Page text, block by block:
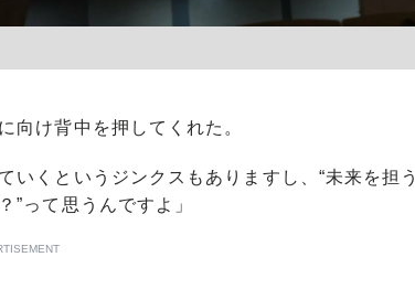
け背中を押してくれた。
いくというジンクスもありますし、“未来を担う
”って思うんですよ」